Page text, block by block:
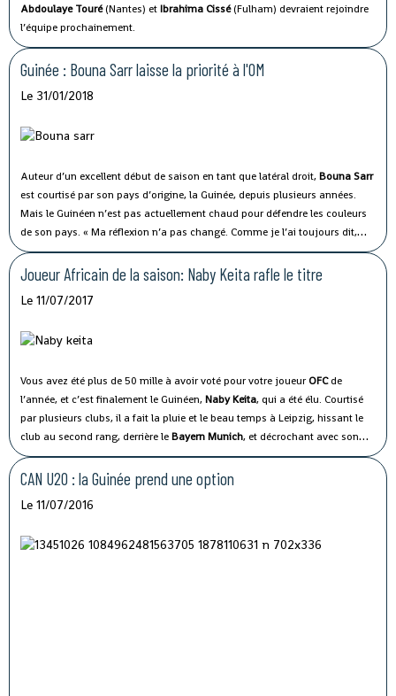
Abdoulaye Touré(Nantes) etIbrahima Cissé(Fulham) devraient rejoindre
l’équipe prochainement.
Guinée : Bouna Sarr laisse la priorité à l'OM
Le 31/01/2018
Auteur d’un excellent début de saison en tant que latéral droit,Bouna Sarr
est courtisé par son pays d’origine, la Guinée, depuis plusieurs années.
Mais le Guinéen n’est pas actuellement chaud pour défendre les couleurs
de son pays. « Ma réflexion n’a pas changé. Comme je l’ai toujours dit,
pour moi, la priorité reste l’OM », a-t-il déclaré à Espace TV Guinée.
Joueur Africain de la saison: Naby Keita rafle le titre
Le 11/07/2017
Vous avez été plus de 50 mille à avoir voté pour votre joueurOFCde
l’année, et c’est finalement le Guinéen,Naby Keita, qui a été élu. Courtisé
par plusieurs clubs, il a fait la pluie et le beau temps à Leipzig, hissant le
club au second rang, derrière leBayern Munich, et décrochant avec son
club une place historique enLigue des Champions.
CAN U20 : la Guinée prend une option
Le 11/07/2016